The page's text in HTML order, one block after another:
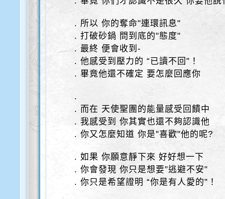
. 所以 你的奪命"連環訊息"
. 打破砂鍋 問到底的"態度"
. 最終 便會收到-
. 他感受到壓力的 “已讀不回"！
. 畢竟他還不確定 要怎麼回應你
.
. 而在 天使聖團的能量感受回饋中
. 我感受到 你其實也還不夠認識他
. 你又怎麼知道 你是"喜歡"他的呢?
. 如果 你願意靜下來 好好想一下
. 你會發現 你只是想要"逃避不安"
. 你只是希望證明 “你是有人愛的"！